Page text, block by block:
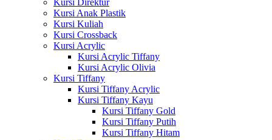
Kursi Direktur
Kursi Anak Plastik
Kursi Kuliah
Kursi Crossback
Kursi Acrylic
Kursi Acrylic Tiffany
Kursi Acrylic Olivia
Kursi Tiffany
Kursi Tiffany Acrylic
Kursi Tiffany Kayu
Kursi Tiffany Gold
Kursi Tiffany Putih
Kursi Tiffany Hitam